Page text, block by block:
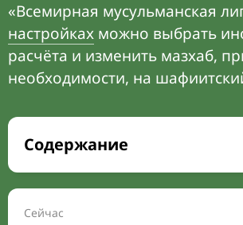
«Всемирная мусульманская
настройках можно выбрать
расчёта и изменить мазхаб,
необходимости, на
Содержание
Время намаза на сегодня
Расписание на месяц
Сейчас